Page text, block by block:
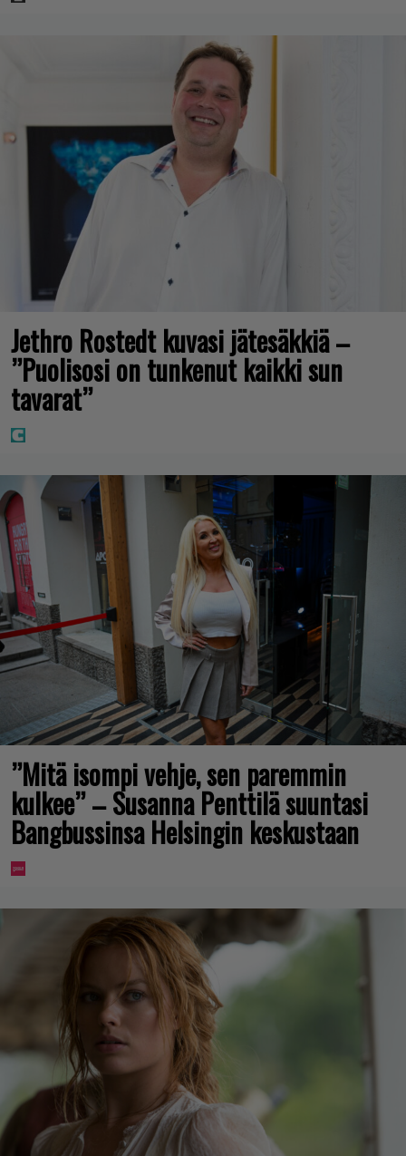
Jethro Rostedt kuvasi jätesäkkiä –
”Puolisosi on tunkenut kaikki sun
tavarat”
”Mitä isompi vehje, sen paremmin
kulkee” – Susanna Penttilä suuntasi
Bangbussinsa Helsingin keskustaan